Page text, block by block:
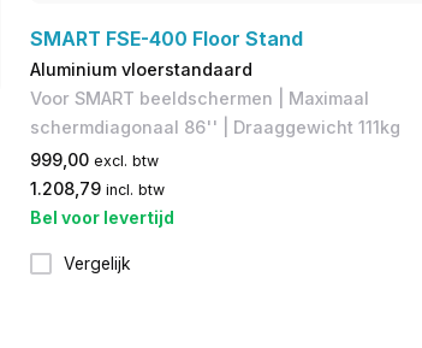
SMART FSE-400 Floor Stand
Aluminium vloerstandaard
Voor SMART beeldschermen | Maximaal
schermdiagonaal 86'' | Draaggewicht 111kg
999,00 excl. btw
1.208,79 incl. btw
Bel voor levertijd
Vergelijk